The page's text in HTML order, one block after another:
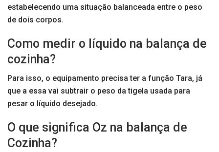
estabelecendo uma situação balanceada entre o peso
de dois corpos.
Como medir o líquido na balança de
cozinha?
Para isso, o equipamento precisa ter a função Tara, já
que a essa vai subtrair o peso da tigela usada para
pesar o líquido desejado.
O que significa Oz na balança de
Cozinha?